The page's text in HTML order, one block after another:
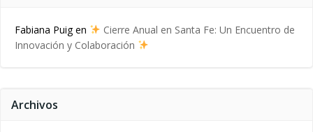
Fabiana Puigen
Cierre Anual en Santa Fe: Un Encuentro de
Innovación y Colaboración
Archivos